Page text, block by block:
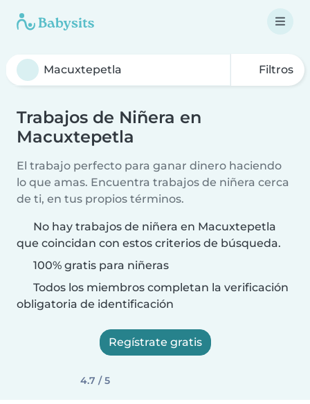
Filtros
Trabajos de Niñera en
Macuxtepetla
El trabajo perfecto para ganar dinero haciendo
lo que amas. Encuentra trabajos de niñera cerca
de ti, en tus propios términos.
No hay trabajos de niñera en Macuxtepetla
que coincidan con estos criterios de búsqueda.
100% gratis para niñeras
Todos los miembros completan la verificación
obligatoria de identificación
Regístrate gratis
4.7 / 5